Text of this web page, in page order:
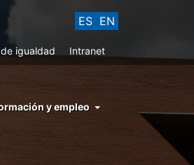
ES EN
igualdad Intranet
y empleo